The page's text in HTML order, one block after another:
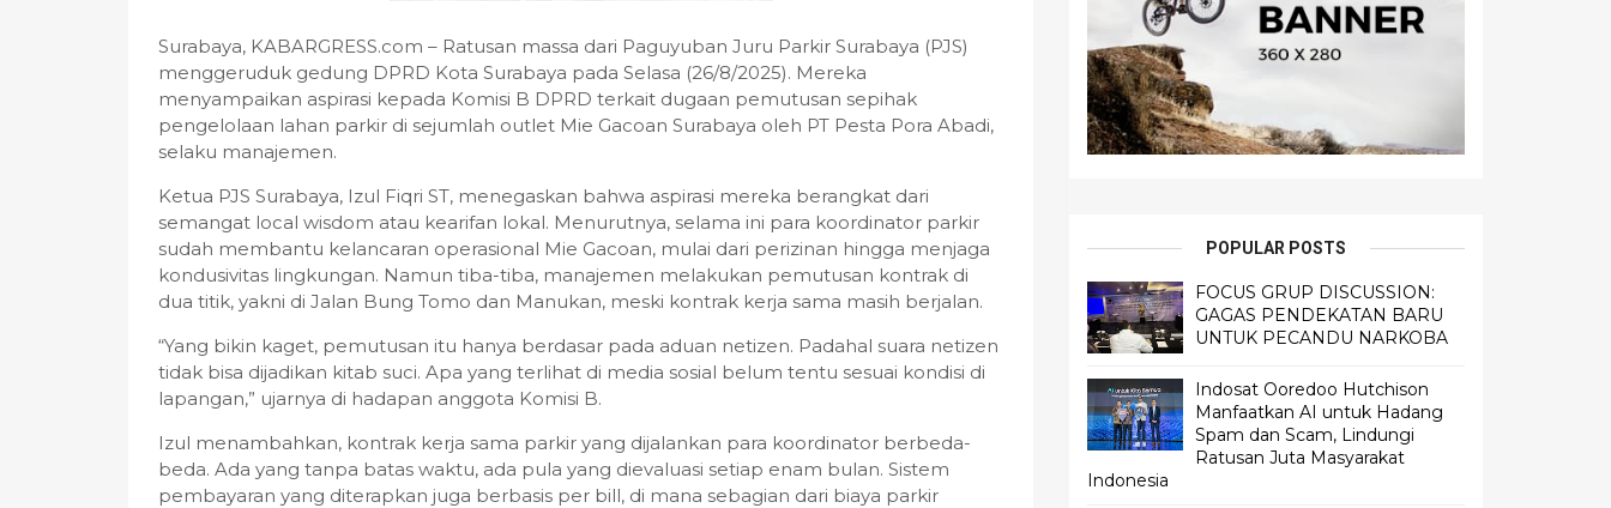
Surabaya, KABARGRESS.com – Ratusan massa dari Paguyuban Juru Parkir Surabaya (PJS)
menggeruduk gedung DPRD Kota Surabaya pada Selasa (26/8/2025). Mereka
menyampaikan aspirasi kepada Komisi B DPRD terkait dugaan pemutusan sepihak
pengelolaan lahan parkir di sejumlah outlet Mie Gacoan Surabaya oleh PT Pesta Pora Abadi,
selaku manajemen.
Ketua PJS Surabaya, Izul Fiqri ST, menegaskan bahwa aspirasi mereka berangkat dari
semangat local wisdom atau kearifan lokal. Menurutnya, selama ini para koordinator parkir
sudah membantu kelancaran operasional Mie Gacoan, mulai dari perizinan hingga menjaga
kondusivitas lingkungan. Namun tiba-tiba, manajemen melakukan pemutusan kontrak di
dua titik, yakni di Jalan Bung Tomo dan Manukan, meski kontrak kerja sama masih berjalan.
“Yang bikin kaget, pemutusan itu hanya berdasar pada aduan netizen. Padahal suara netizen
tidak bisa dijadikan kitab suci. Apa yang terlihat di media sosial belum tentu sesuai kondisi di
lapangan,” ujarnya di hadapan anggota Komisi B.
Izul menambahkan, kontrak kerja sama parkir yang dijalankan para koordinator berbeda-
beda. Ada yang tanpa batas waktu, ada pula yang dievaluasi setiap enam bulan. Sistem
pembayaran yang diterapkan juga berbasis per bill, di mana sebagian dari biaya parkir
POPULAR POSTS
FOCUS GRUP DISCUSSION:
GAGAS PENDEKATAN BARU
UNTUK PECANDU NARKOBA
Indosat Ooredoo Hutchison
Manfaatkan AI untuk Hadang
Spam dan Scam, Lindungi
Ratusan Juta Masyarakat
Indonesia